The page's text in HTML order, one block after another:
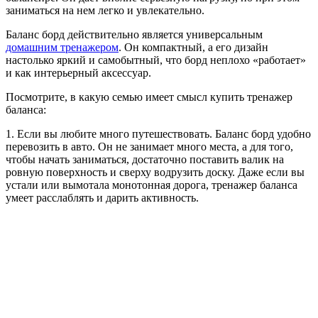
заниматься на нем легко и увлекательно.
Баланс борд действительно является универсальным
домашним тренажером. Он компактный, а его дизайн
настолько яркий и самобытный, что борд неплохо «работает»
и как интерьерный аксессуар.
Посмотрите, в какую семью имеет смысл купить тренажер
баланса:
1. Если вы любите много путешествовать. Баланс борд удобно
перевозить в авто. Он не занимает много места, а для того,
чтобы начать заниматься, достаточно поставить валик на
ровную поверхность и сверху водрузить доску. Даже если вы
устали или вымотала монотонная дорога, тренажер баланса
умеет расслаблять и дарить активность.